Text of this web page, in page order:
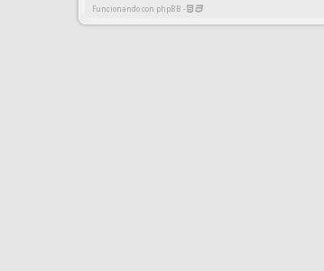
Funcionando con phpBB -